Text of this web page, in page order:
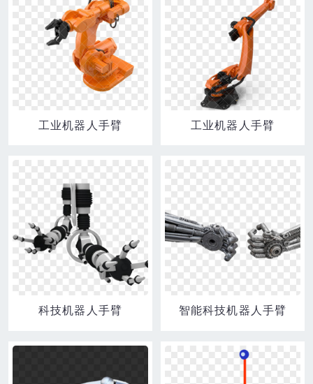
工业机器人手臂 工业机器人手臂
科技机器人手臂 智能科技机器人手臂